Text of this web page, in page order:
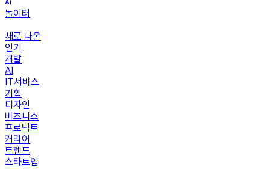
놀이터
새로 나온
인기
개발
AI
IT서비스
기획
디자인
비즈니스
프로덕트
커리어
트렌드
스타트업